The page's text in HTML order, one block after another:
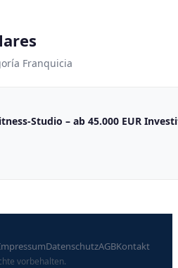
Franquicia
Studio – ab 45.000 EUR
DatenschutzAGBKontakt
vorbehalten.